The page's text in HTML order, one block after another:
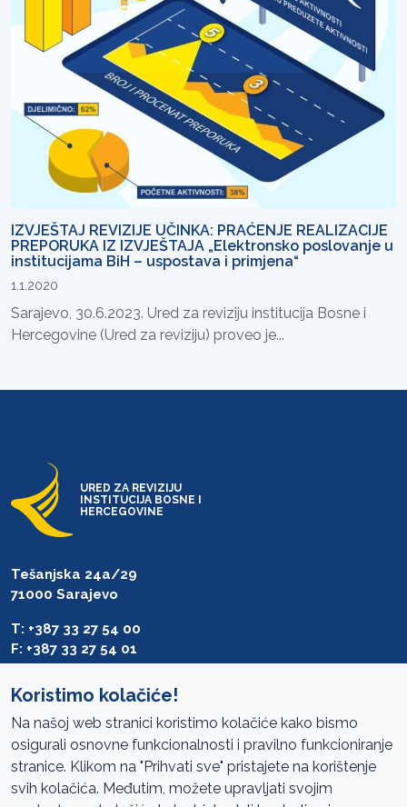
IZVJEŠTAJ REVIZIJE UČINKA: PRAĆENJE REALIZACIJE
PREPORUKA IZ IZVJEŠTAJA „Elektronsko poslovanje u
institucijama BiH – uspostava i primjena“
1.1.2020
Sarajevo, 30.6.2023. Ured za reviziju institucija Bosne i
Hercegovine (Ured za reviziju) proveo je...
URED ZA REVIZIJU
INSTITUCIJA BOSNE I
HERCEGOVINE
Tešanjska 24a/29
71000 Sarajevo
T: +387 33 27 54 00
F: +387 33 27 54 01
Pristup informacijama
Mapa sajta
Koristimo kolačiće!
Na našoj web stranici koristimo kolačiće kako bismo
osigurali osnovne funkcionalnosti i pravilno funkcioniranje
stranice. Klikom na "Prihvati sve" pristajete na korištenje
svih kolačića. Međutim, možete upravljati svojim